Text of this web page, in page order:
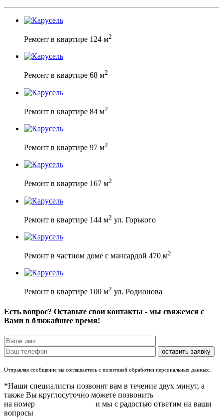
Ремонт в квартире 124 м2
Ремонт в квартире 68 м2
Ремонт в квартире 84 м2
Ремонт в квартире 97 м2
Ремонт в квартире 167 м2
Ремонт в квартире 144 м2 ул. Горького
Ремонт в частном доме с мансардой 470 м2
Ремонт в квартире 100 м2 ул. Родионова
Есть вопрос? Оставьте свои контакты - мы свяжемся с
Вами в ближайшее время!
Отправляя сообщение вы соглашаетесь с политикой обработки персональных данных.
*Наши специалисты позвонят вам в течение двух минут, а
также Вы круглосуточно можете позвонить
на номер
и мы с радостью ответим на ваши
вопросы